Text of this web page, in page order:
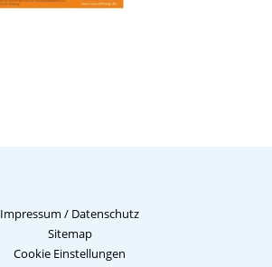
Impressum / Datenschutz
Sitemap
Cookie Einstellungen